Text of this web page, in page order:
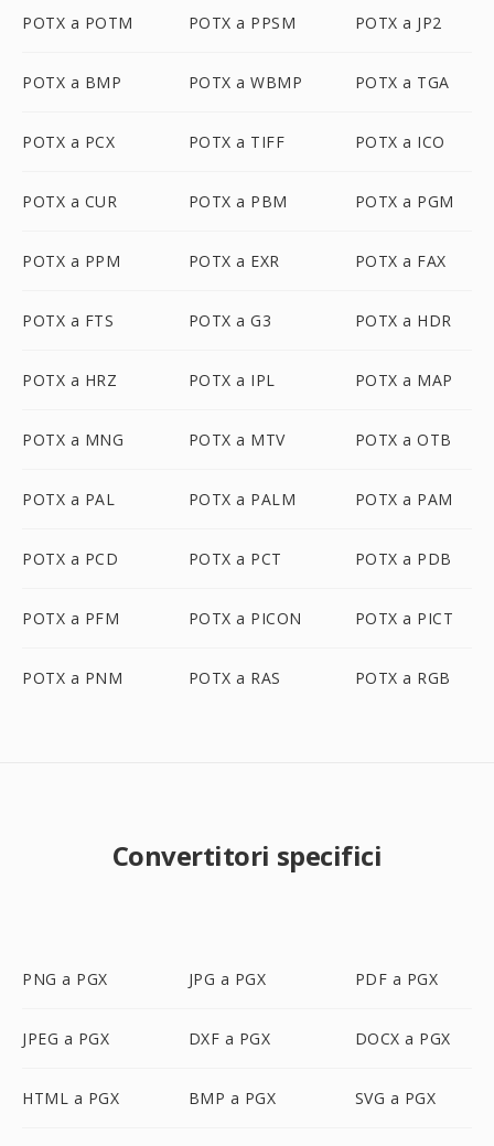
POTX a POTM POTX a PPSM POTX a JP2
POTX a BMP POTX a WBMP POTX a TGA
POTX a PCX POTX a TIFF POTX a ICO
POTX a CUR POTX a PBM POTX a PGM
POTX a PPM POTX a EXR POTX a FAX
POTX a FTS POTX a G3 POTX a HDR
POTX a HRZ POTX a IPL POTX a MAP
POTX a MNG POTX a MTV POTX a OTB
POTX a PAL POTX a PALM POTX a PAM
POTX a PCD POTX a PCT POTX a PDB
POTX a PFM POTX a PICON POTX a PICT
POTX a PNM POTX a RAS POTX a RGB
Convertitori specifici
PNG a PGX JPG a PGX PDF a PGX
JPEG a PGX DXF a PGX DOCX a PGX
HTML a PGX BMP a PGX SVG a PGX